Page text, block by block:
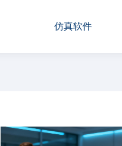
仿真软件